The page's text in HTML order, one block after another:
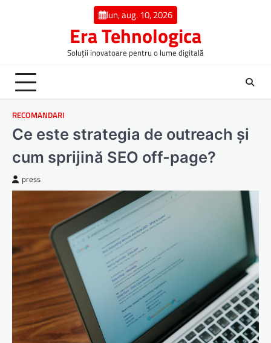
lun, aug. 10, 2026
Era Tehnologica
Soluții inovatoare pentru o lume digitală
RECOMANDARI
Ce este strategia de outreach și
cum sprijină SEO off-page?
press